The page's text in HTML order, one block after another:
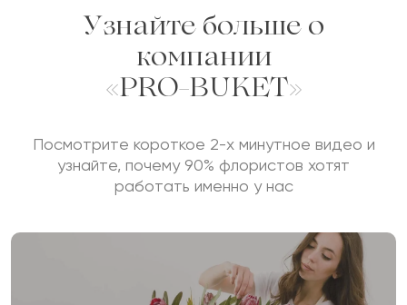
Узнайте больше о
компании
«PRO-BUKET»
Посмотрите короткое 2-х минутное видео и
узнайте, почему 90% флористов хотят
работать именно у нас